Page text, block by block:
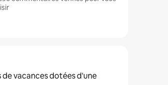
vacances dotées d'une